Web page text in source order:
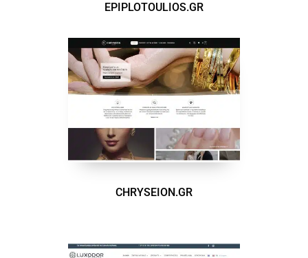
EPIPLOTOULIOS.GR
CHRYSEION.GR